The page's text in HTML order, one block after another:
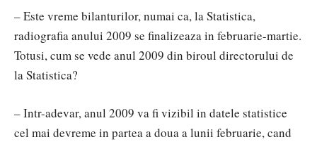
– Este vreme bilanturilor, numai ca, la Statistica,
radiografia anului 2009 se finalizeaza in februarie-martie.
Totusi, cum se vede anul 2009 din biroul directorului de
la Statistica?
– Intr-adevar, anul 2009 va fi vizibil in datele statistice
cel mai devreme in partea a doua a lunii februarie, cand